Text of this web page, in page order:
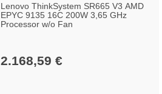
Lenovo ThinkSystem SR665 V3 AMD
EPYC 9135 16C 200W 3,65 GHz
Processor w/o Fan
2.168,59 €